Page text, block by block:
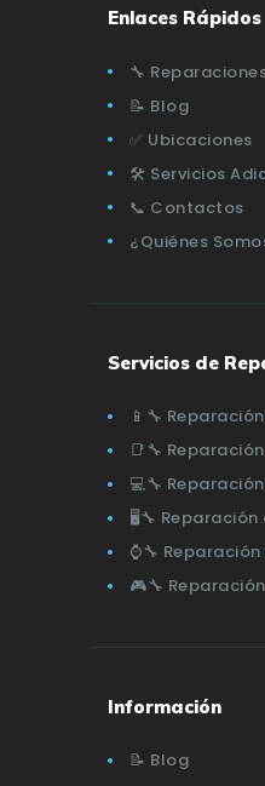
Enlaces Rápidos
🔧
📝 Blog
✅ Ubicaciones
🛠️ Servicios
📞 Contactos
¿Quiénes
Servicios de
📱🔧
📑🔧
💻🔧
🖥️🔧
⌚🔧
🎮🔧
Información
📝 Blog